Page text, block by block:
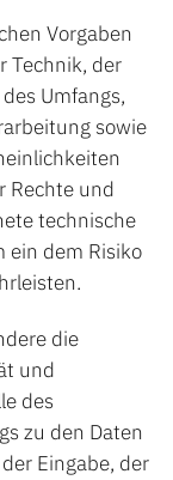
Vorgaben
Technik, der
Umfangs,
sowie
Rechte und
technische
ein dem Risiko
die
und
des
zu den Daten
Eingabe, der